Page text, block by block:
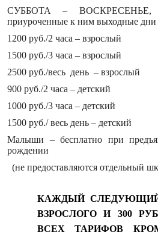
СУББОТА – ВОСКРЕСЕНЬЕ,
приуроченные к ним выходные дни
1200 руб./2 часа – взрослый
1500 руб./3 часа – взрослый
2500 руб./весь день – взрослый
900 руб./2 часа – детский
1000 руб./3 часа – детский
1500 руб./ весь день – детский
Малыши – бесплатно при
рождении
(не предоставляются отдельный
КАЖДЫЙ СЛЕДУЮЩИЙ
ВЗРОСЛОГО И 300
ВСЕХ ТАРИФОВ